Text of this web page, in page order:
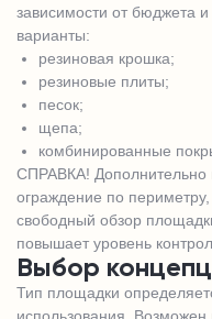
зависимости от бюджета
варианты:
резиновая крошка;
резиновые плиты;
песок;
щепа;
комбинированные
СПРАВКА! Дополнительно
ограждение по
свободный обзор
повышает уровень
Выбор
Тип площадки